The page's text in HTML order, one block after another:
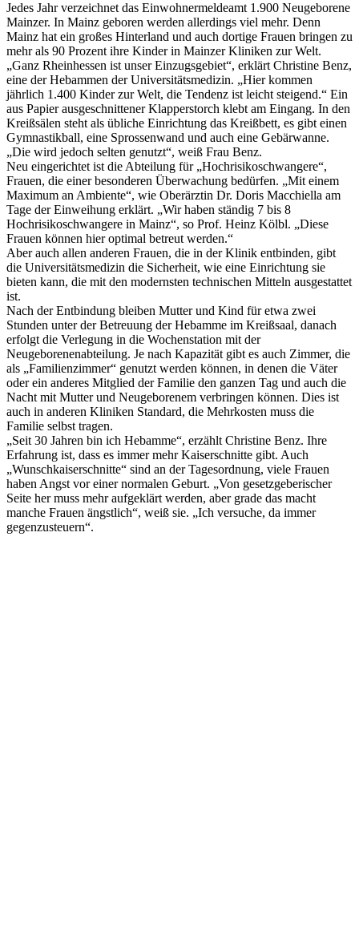
Jedes Jahr verzeichnet das Einwohnermeldeamt 1.900 Neugeborene
Mainzer. In Mainz geboren werden allerdings viel mehr. Denn
Mainz hat ein großes Hinterland und auch dortige Frauen bringen zu
mehr als 90 Prozent ihre Kinder in Mainzer Kliniken zur Welt.
„Ganz Rheinhessen ist unser Einzugsgebiet“, erklärt Christine Benz,
eine der Hebammen der Universitätsmedizin. „Hier kommen
jährlich 1.400 Kinder zur Welt, die Tendenz ist leicht steigend.“ Ein
aus Papier ausgeschnittener Klapperstorch klebt am Eingang. In den
Kreißsälen steht als übliche Einrichtung das Kreißbett, es gibt einen
Gymnastikball, eine Sprossenwand und auch eine Gebärwanne.
„Die wird jedoch selten genutzt“, weiß Frau Benz.
Neu eingerichtet ist die Abteilung für „Hochrisikoschwangere“,
Frauen, die einer besonderen Überwachung bedürfen. „Mit einem
Maximum an Ambiente“, wie Oberärztin Dr. Doris Macchiella am
Tage der Einweihung erklärt. „Wir haben ständig 7 bis 8
Hochrisikoschwangere in Mainz“, so Prof. Heinz Kölbl. „Diese
Frauen können hier optimal betreut werden.“
Aber auch allen anderen Frauen, die in der Klinik entbinden, gibt
die Universitätsmedizin die Sicherheit, wie eine Einrichtung sie
bieten kann, die mit den modernsten technischen Mitteln ausgestattet
ist.
Nach der Entbindung bleiben Mutter und Kind für etwa zwei
Stunden unter der Betreuung der Hebamme im Kreißsaal, danach
erfolgt die Verlegung in die Wochenstation mit der
Neugeborenenabteilung. Je nach Kapazität gibt es auch Zimmer, die
als „Familienzimmer“ genutzt werden können, in denen die Väter
oder ein anderes Mitglied der Familie den ganzen Tag und auch die
Nacht mit Mutter und Neugeborenem verbringen können. Dies ist
auch in anderen Kliniken Standard, die Mehrkosten muss die
Familie selbst tragen.
„Seit 30 Jahren bin ich Hebamme“, erzählt Christine Benz. Ihre
Erfahrung ist, dass es immer mehr Kaiserschnitte gibt. Auch
„Wunschkaiserschnitte“ sind an der Tagesordnung, viele Frauen
haben Angst vor einer normalen Geburt. „Von gesetzgeberischer
Seite her muss mehr aufgeklärt werden, aber grade das macht
manche Frauen ängstlich“, weiß sie. „Ich versuche, da immer
gegenzusteuern“.